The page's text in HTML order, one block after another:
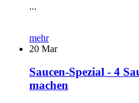
...
mehr
20 Mar
Saucen-Spezial - 4
machen